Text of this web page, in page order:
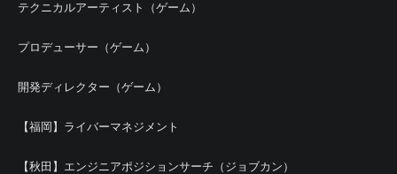
テクニカルアーティスト（ゲーム）
プロデューサー（ゲーム）
開発ディレクター（ゲーム）
【福岡】ライバーマネジメント
【秋田】エンジニアポジションサーチ（ジョブカン）